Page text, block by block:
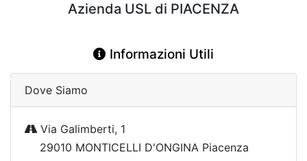
Azienda USL di PIACENZA
Informazioni Utili
Dove Siamo
Via Galimberti, 1
29010 MONTICELLI D'ONGINA Piacenza